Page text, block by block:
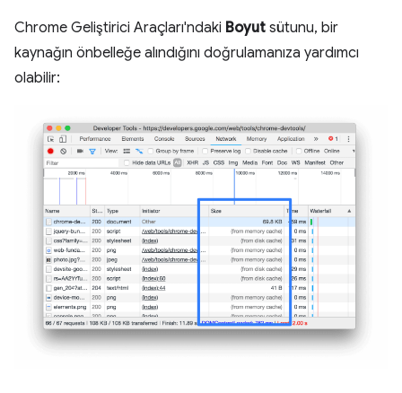
Chrome Geliştirici Araçları'ndaki Boyut sütunu, bir
kaynağın önbelleğe alındığını doğrulamanıza yardımcı
olabilir: